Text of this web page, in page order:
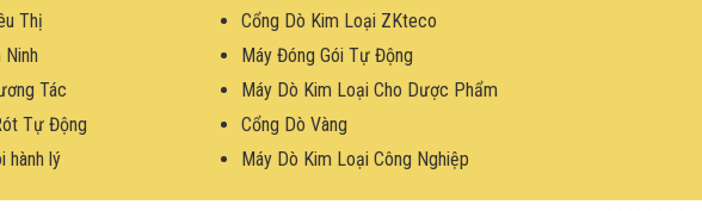
Thị
Cổng Dò Kim Loại ZKteco
Máy Đóng Gói Tự Động
Tác
Máy Dò Kim Loại Cho Dược Phẩm
Tự Động
Cổng Dò Vàng
hành lý Máy Dò Kim Loại Công Nghiệp